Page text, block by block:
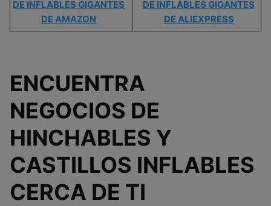
DE INFLABLES GIGANTES
DE AMAZON
DE INFLABLES GIGANTES
DE ALIEXPRESS
ENCUENTRA
NEGOCIOS DE
HINCHABLES Y
CASTILLOS INFLABLES
CERCA DE TI